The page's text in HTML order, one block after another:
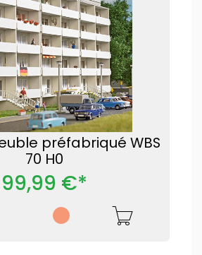
préfabriqué WBS
70 H0
99,99 €*